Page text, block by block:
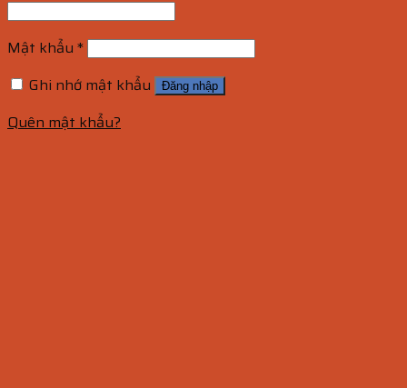
Mật khẩu *
Ghi nhớ mật khẩu
Đăng nhập
Quên mật khẩu?